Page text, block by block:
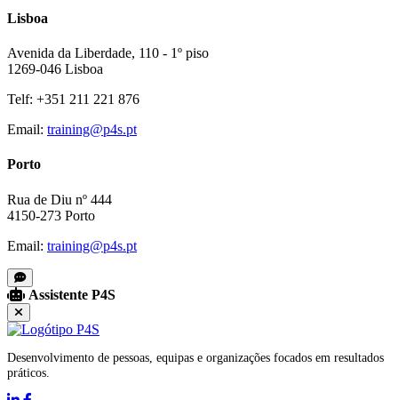
Lisboa
Avenida da Liberdade, 110 - 1º piso
1269-046 Lisboa
Telf: +351 211 221 876
Email: training@p4s.pt
Porto
Rua de Diu nº 444
4150-273 Porto
Email: training@p4s.pt
Assistente P4S
Desenvolvimento de pessoas, equipas e organizações focados em resultados
práticos.